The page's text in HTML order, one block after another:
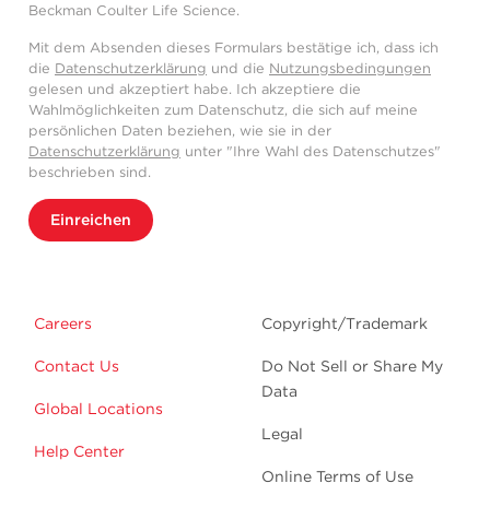
Beckman Coulter Life Science.
Mit dem Absenden dieses Formulars bestätige ich, dass ich
die Datenschutzerklärung und die Nutzungsbedingungen
gelesen und akzeptiert habe. Ich akzeptiere die
Wahlmöglichkeiten zum Datenschutz, die sich auf meine
persönlichen Daten beziehen, wie sie in der
Datenschutzerklärung unter "Ihre Wahl des Datenschutzes"
beschrieben sind.
Einreichen
Careers
Contact Us
Global Locations
Help Center
Copyright/Trademark
Do Not Sell or Share My
Data
Legal
Online Terms of Use